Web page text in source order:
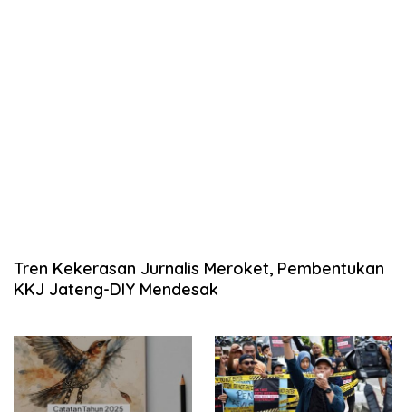
Tren Kekerasan Jurnalis Meroket, Pembentukan
KKJ Jateng-DIY Mendesak